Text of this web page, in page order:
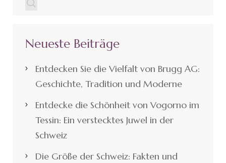
Neueste Beiträge
Entdecken Sie die Vielfalt von Brugg AG:
Geschichte, Tradition und Moderne
Entdecke die Schönheit von Vogorno im
Tessin: Ein verstecktes Juwel in der
Schweiz
Die Größe der Schweiz: Fakten und